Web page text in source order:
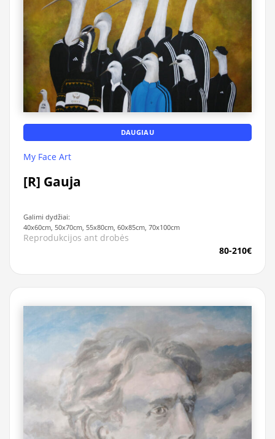
DAUGIAU
My Face Art
[R] Gauja
Galimi dydžiai:
40x60cm, 50x70cm, 55x80cm, 60x85cm, 70x100cm
Reprodukcijos ant drobės
80-210€